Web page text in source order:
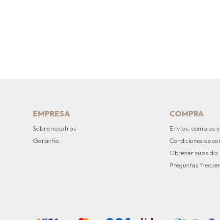
EMPRESA
Sobre nosotros
Garantía
COMPRA
Envíos, cambios
Condiciones de
Obtener subsidio
Preguntas